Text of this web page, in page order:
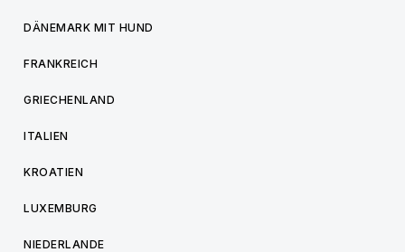
DÄNEMARK MIT HUND
FRANKREICH
GRIECHENLAND
ITALIEN
KROATIEN
LUXEMBURG
NIEDERLANDE